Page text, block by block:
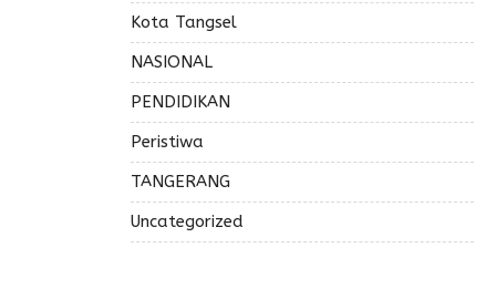
Kota Tangsel
NASIONAL
PENDIDIKAN
Peristiwa
TANGERANG
Uncategorized